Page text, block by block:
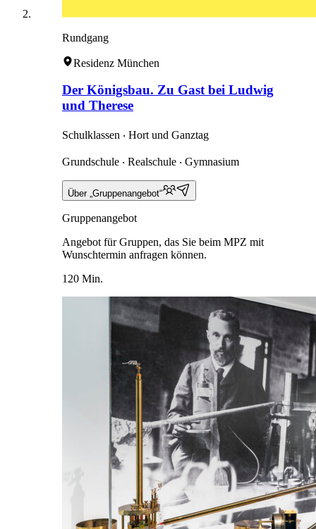
Rundgang
Residenz München
Der Königsbau. Zu Gast bei Ludwig
und Therese
Schulklassen ‧ Hort und Ganztag
Grundschule ‧ Realschule ‧ Gymnasium
Über „Gruppenangebot“
Gruppenangebot
Angebot für Gruppen, das Sie beim MPZ mit
Wunschtermin anfragen können.
120 Min.